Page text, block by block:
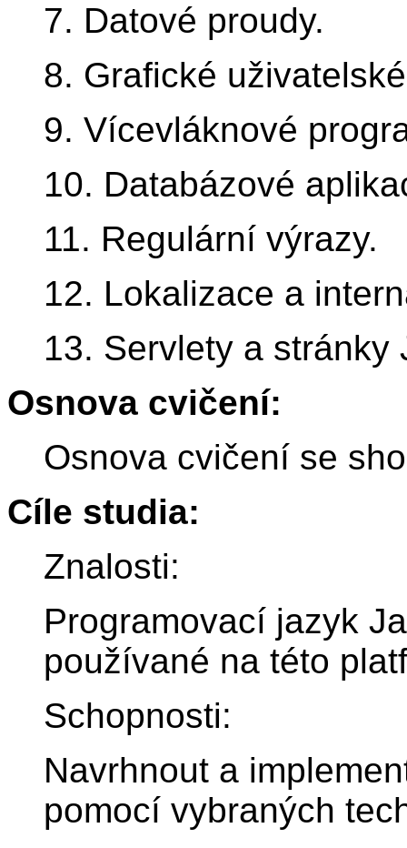
7. Datové proudy.
8. Grafické
9. Vícevláknové
10. Databázové
11. Regulární výrazy.
12. Lokalizace a
13. Servlety a stránky
Osnova cvičení:
Osnova cvičení se
Cíle studia:
Znalosti:
Programovací jazyk
používané na této
Schopnosti:
Navrhnout a
pomocí vybraných